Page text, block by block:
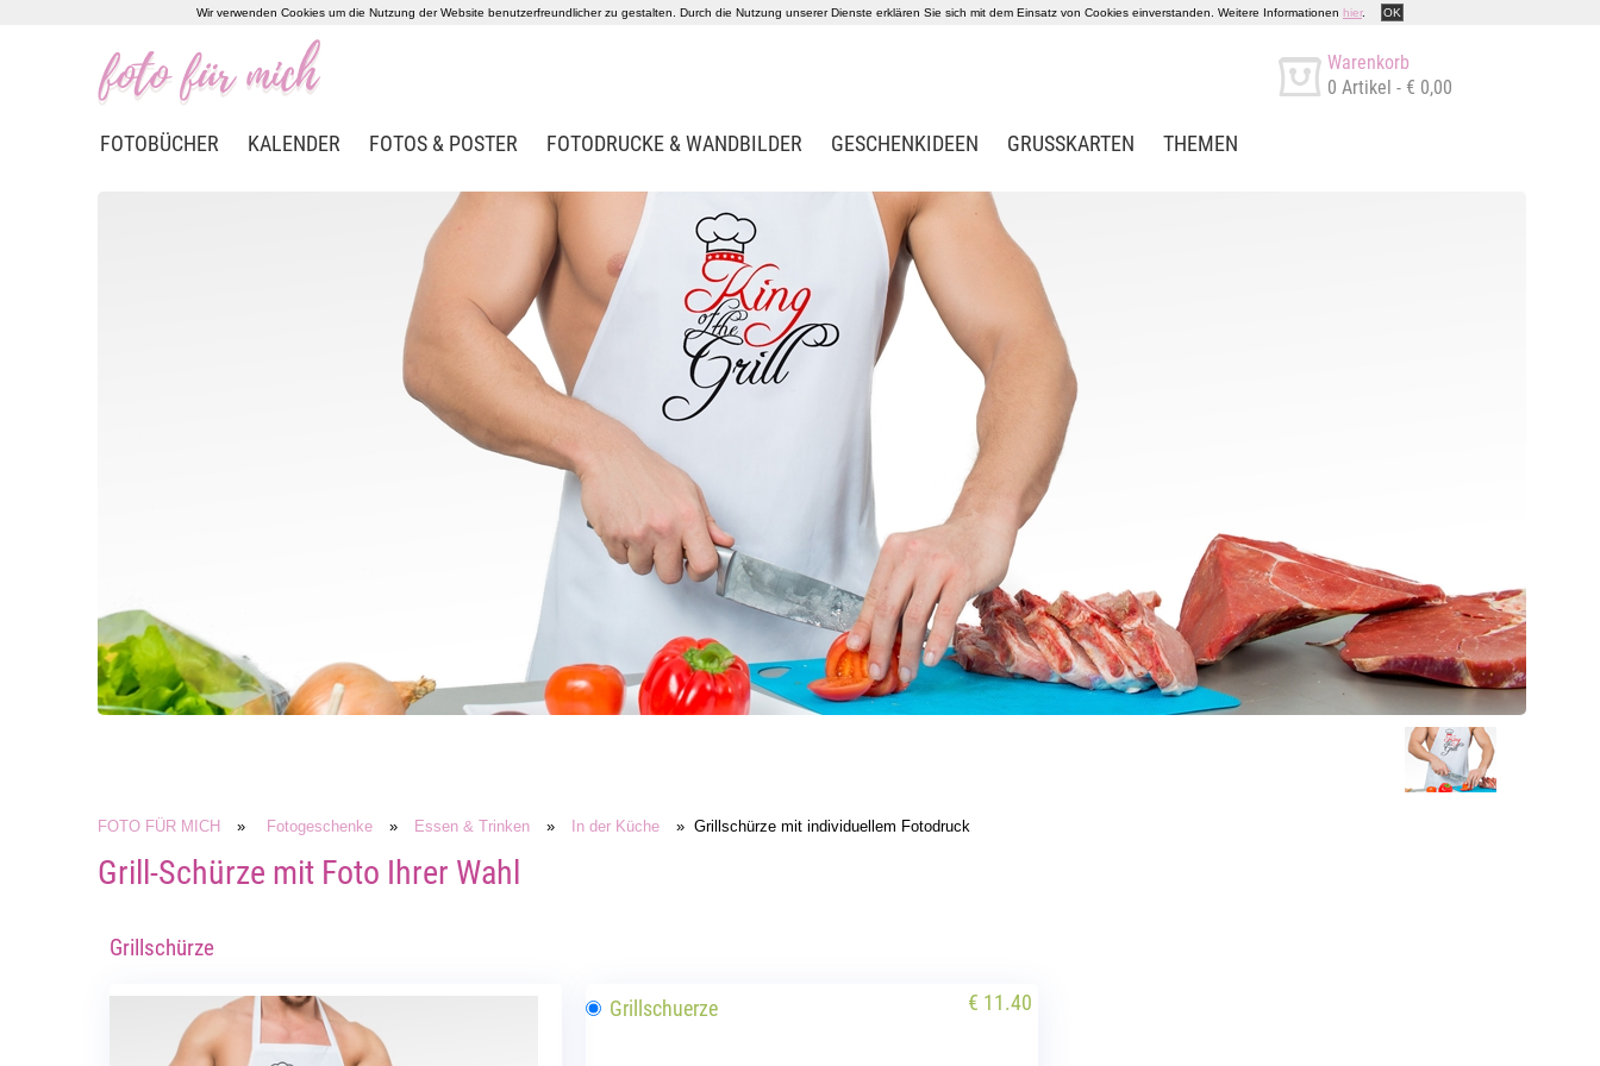
Wir verwenden Cookies um die Nutzung der Website benutzerfreundlicher zu gestalten. Durch die Nutzung unserer Dienste erklären Sie sich mit dem Einsatz von Cookies einverstanden. Weitere Informationen hier. OK
Warenkorb
0 Artikel - € 0,00
FOTOBÜCHER KALENDER FOTOS & POSTER FOTODRUCKE & WANDBILDER GESCHENKIDEEN GRUSSKARTEN THEMEN
FOTO FÜR MICH » Fotogeschenke » Essen & Trinken » In der Küche » Grillschürze mit individuellem Fotodruck
Grill-Schürze mit Foto Ihrer Wahl
Grillschürze
Grillschuerze € 11.40